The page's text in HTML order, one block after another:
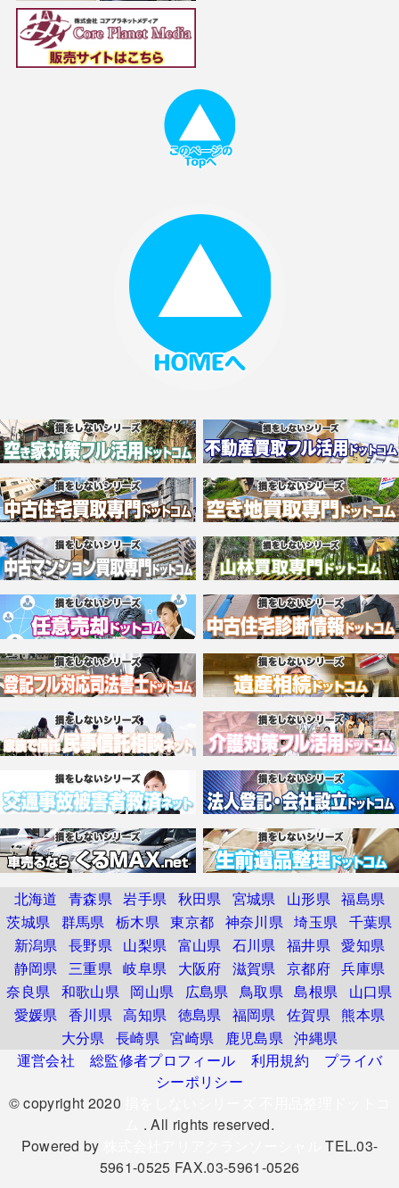
北海道 青森県 岩手県 秋田県 宮城県 山形県 福島県
茨城県 群馬県 栃木県 東京都 神奈川県 埼玉県 千葉県
新潟県 長野県 山梨県 富山県 石川県 福井県 愛知県
静岡県 三重県 岐阜県 大阪府 滋賀県 京都府 兵庫県
奈良県 和歌山県 岡山県 広島県 鳥取県 島根県
山口県
愛媛県 香川県 高知県 徳島県 福岡県 佐賀県 熊本県
大分県 長崎県 宮崎県 鹿児島県 沖縄県
運営会社
総監修者プロフィール 利用規約
プライバ
シーポリシー
© copyright 2020
. All rights reserved.
Powered by
TEL.03-
5961-0525 FAX.03-5961-0526